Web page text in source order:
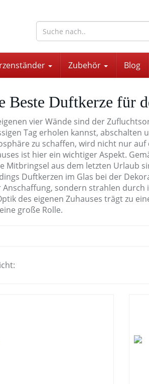
Zubehör Blog
Beste Duftkerze für
vier Wände sind der
Tag erholen kannst, abschalten
zu schaffen, wird nicht nur
ist hier ein wichtiger Aspekt.
Mitbringsel aus dem letzten Urlaub
Duftkerzen im Glas bei der
Anschaffung, sondern strahlen durch
des eigenen Zuhauses trägt zu
große Rolle.